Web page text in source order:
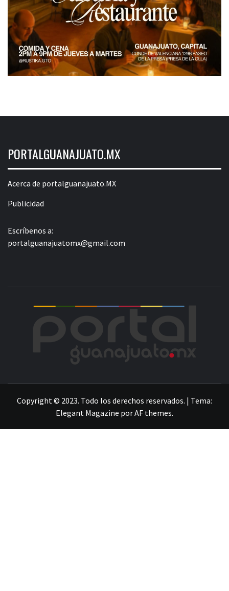
PORTALGUANAJUATO.MX
Acerca de portalguanajuato.MX
Publicidad
Escríbenos a:
portalguanajuatomx@gmail.com
Copyright © 2023. Todo los derechos reservados. | Tema:
Elegant Magazine porAF themes.